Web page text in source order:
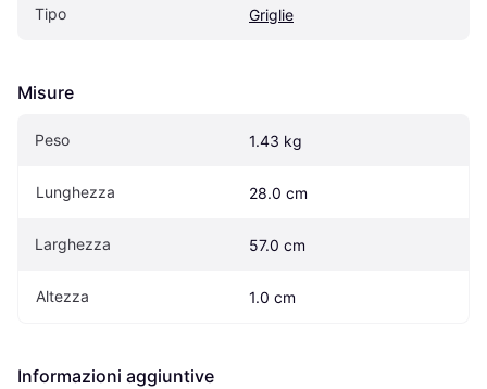
Tipo Griglie
Misure
Peso 1.43 kg
Lunghezza 28.0 cm
Larghezza 57.0 cm
Altezza 1.0 cm
Informazioni aggiuntive